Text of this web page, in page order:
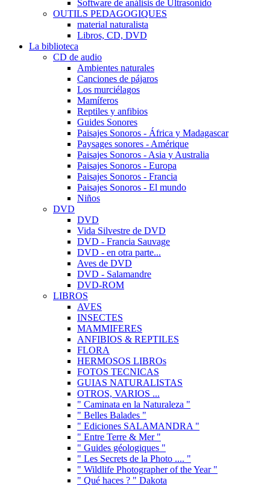
Software de análisis de Ultrasonido
OUTILS PEDAGOGIQUES
material naturalista
Libros, CD, DVD
La biblioteca
CD de audio
Ambientes naturales
Canciones de pájaros
Los murciélagos
Mamíferos
Reptiles y anfibios
Guides Sonores
Paisajes Sonoros - África y Madagascar
Paysages sonores - Amérique
Paisajes Sonoros - Asia y Australia
Paisajes Sonoros - Europa
Paisajes Sonoros - Francia
Paisajes Sonoros - El mundo
Niños
DVD
DVD
Vida Silvestre de DVD
DVD - Francia Sauvage
DVD - en otra parte...
Aves de DVD
DVD - Salamandre
DVD-ROM
LIBROS
AVES
INSECTES
MAMMIFERES
ANFIBIOS & REPTILES
FLORA
HERMOSOS LIBROs
FOTOS TECNICAS
GUIAS NATURALISTAS
OTROS, VARIOS ...
" Caminata en la Naturaleza "
" Belles Balades "
" Ediciones SALAMANDRA "
" Entre Terre & Mer "
" Guides géologiques "
" Les Secrets de la Photo .... "
" Wildlife Photographer of the Year "
" Qué haces ? " Dakota